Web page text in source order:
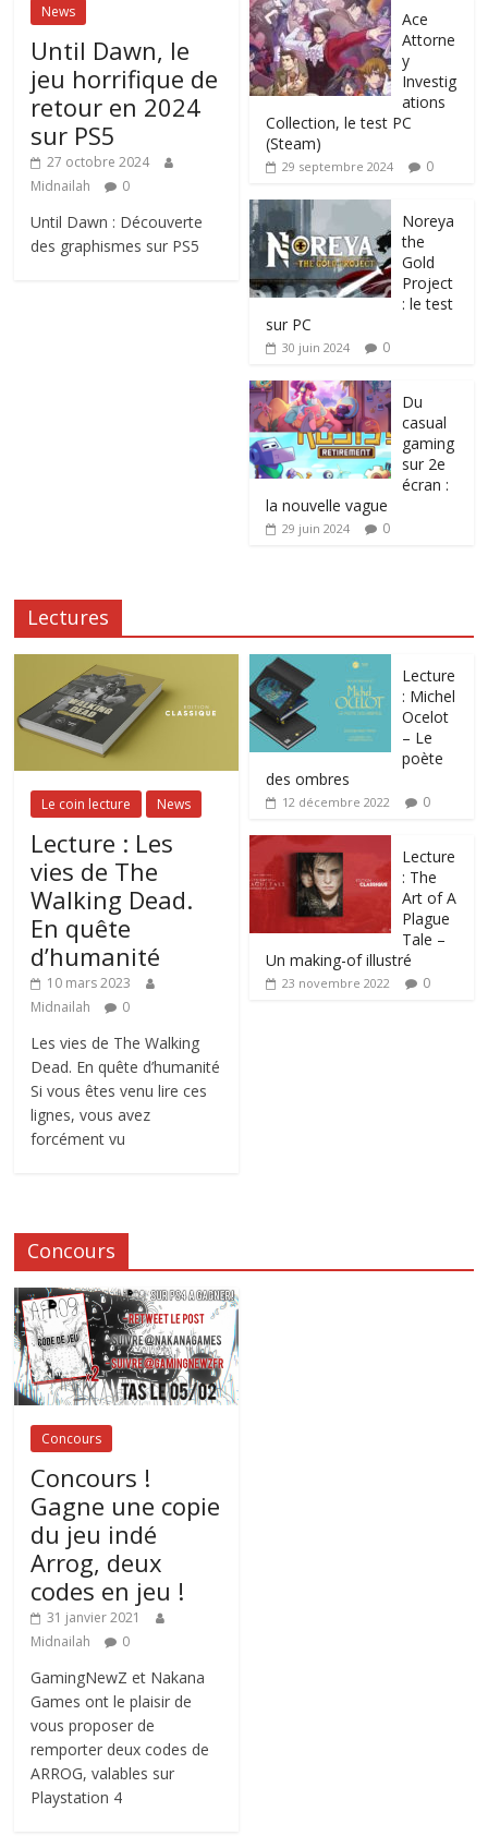
News
Until Dawn, le
jeu horrifique de
retour en 2024
sur PS5
27 octobre 2024
Midnailah
0
Until Dawn : Découverte
des graphismes sur PS5
Ace
Attorne
y
Investig
ations
Collection, le test PC
(Steam)
29 septembre 2024 0
Noreya
the
Gold
Project
: le test
sur PC
30 juin 2024 0
Du
casual
gaming
sur 2e
écran :
la nouvelle vague
29 juin 2024 0
Lectures
Le coin lecture News
Lecture : Les
vies de The
Walking Dead.
En quête
d’humanité
10 mars 2023
Midnailah
0
Les vies de The Walking
Dead. En quête d’humanité
Si vous êtes venu lire ces
lignes, vous avez
forcément vu
Lecture
: Michel
Ocelot
– Le
poète
des ombres
12 décembre 2022 0
Lecture
: The
Art of A
Plague
Tale –
Un making-of illustré
23 novembre 2022 0
Concours
Concours
Concours !
Gagne une copie
du jeu indé
Arrog, deux
codes en jeu !
31 janvier 2021
Midnailah
0
GamingNewZ et Nakana
Games ont le plaisir de
vous proposer de
remporter deux codes de
ARROG, valables sur
Playstation 4